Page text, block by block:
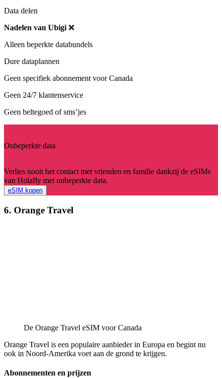
Data delen
Nadelen van Ubigi❌
Alleen beperkte databundels
Dure dataplannen
Geen specifiek abonnement voor Canada
Geen 24/7 klantenservice
Geen beltegoed of sms’jes
Onbeperkte data
Verlies nooit het contact met vrienden en familie dankzij de eSIMs
van Holafly met onbeperkte data.
eSIM kopen
6. Orange Travel
De Orange Travel eSIM voor Canada
Orange Travel is een populaire aanbieder in Europa en begint nu
ook in Noord-Amerika voet aan de grond te krijgen.
Abonnementen en prijzen